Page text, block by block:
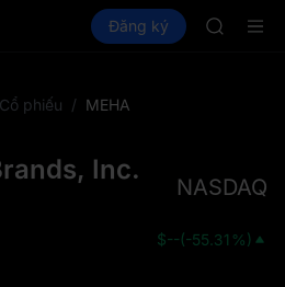
Thị trường Spot Futures SPCX
Đăng ký
AAOI
Đăng ký
Cổ phiếu / MEHA
Inc.
NASDAQ
$--(-55.31%)